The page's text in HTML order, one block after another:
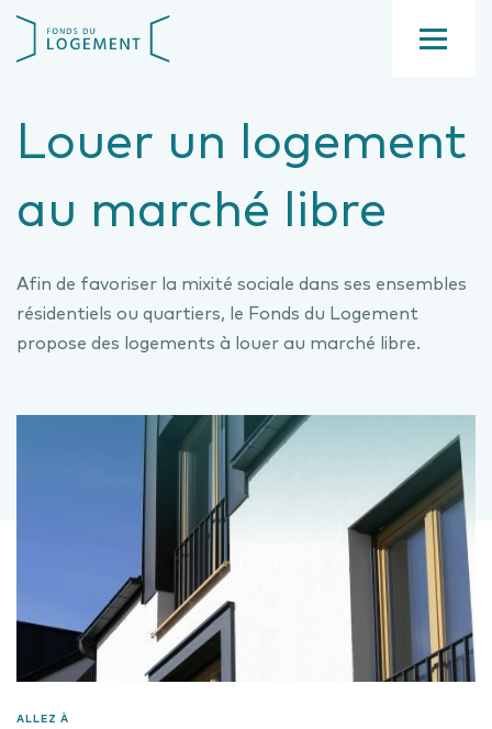
contenu
Louer un logement
au marché libre
Afin de favoriser la mixité sociale dans ses ensembles
résidentiels ou quartiers, le Fonds du Logement
propose des logements à louer au marché libre.
ALLEZ À